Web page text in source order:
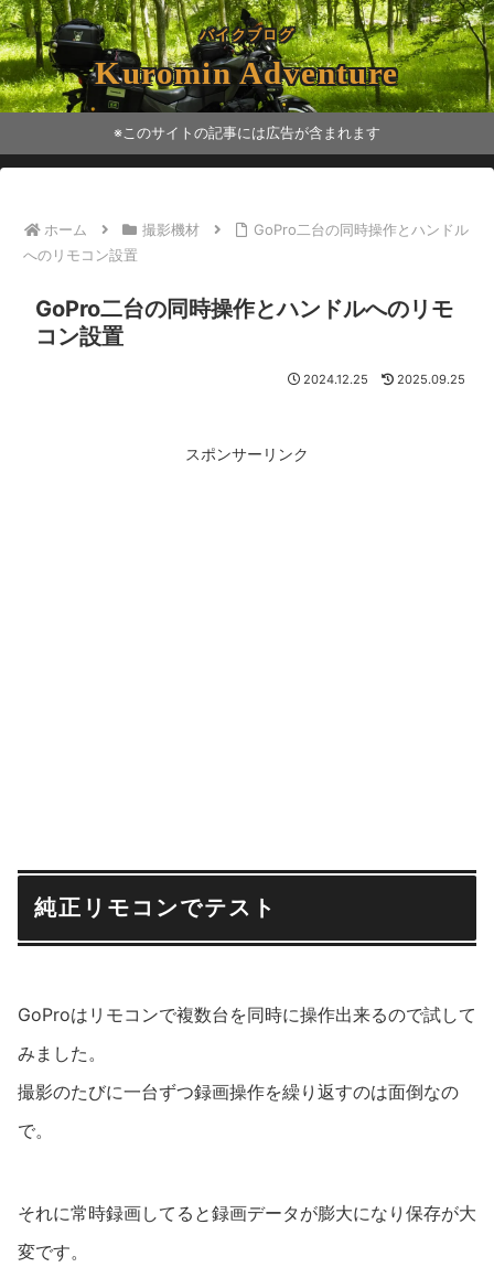
バイクブログ
Kuromin Adventure
※このサイトの記事には広告が含まれます
ホーム 撮影機材
GoPro二台の同時操作とハンドル
へのリモコン設置
GoPro二台の同時操作とハンドルへのリモ
コン設置
2024.12.25 2025.09.25
スポンサーリンク
純正リモコンでテスト
GoProはリモコンで複数台を同時に操作出来るので試して
みました。
撮影のたびに一台ずつ録画操作を繰り返すのは面倒なの
で。
それに常時録画してると録画データが膨大になり保存が大
変です。